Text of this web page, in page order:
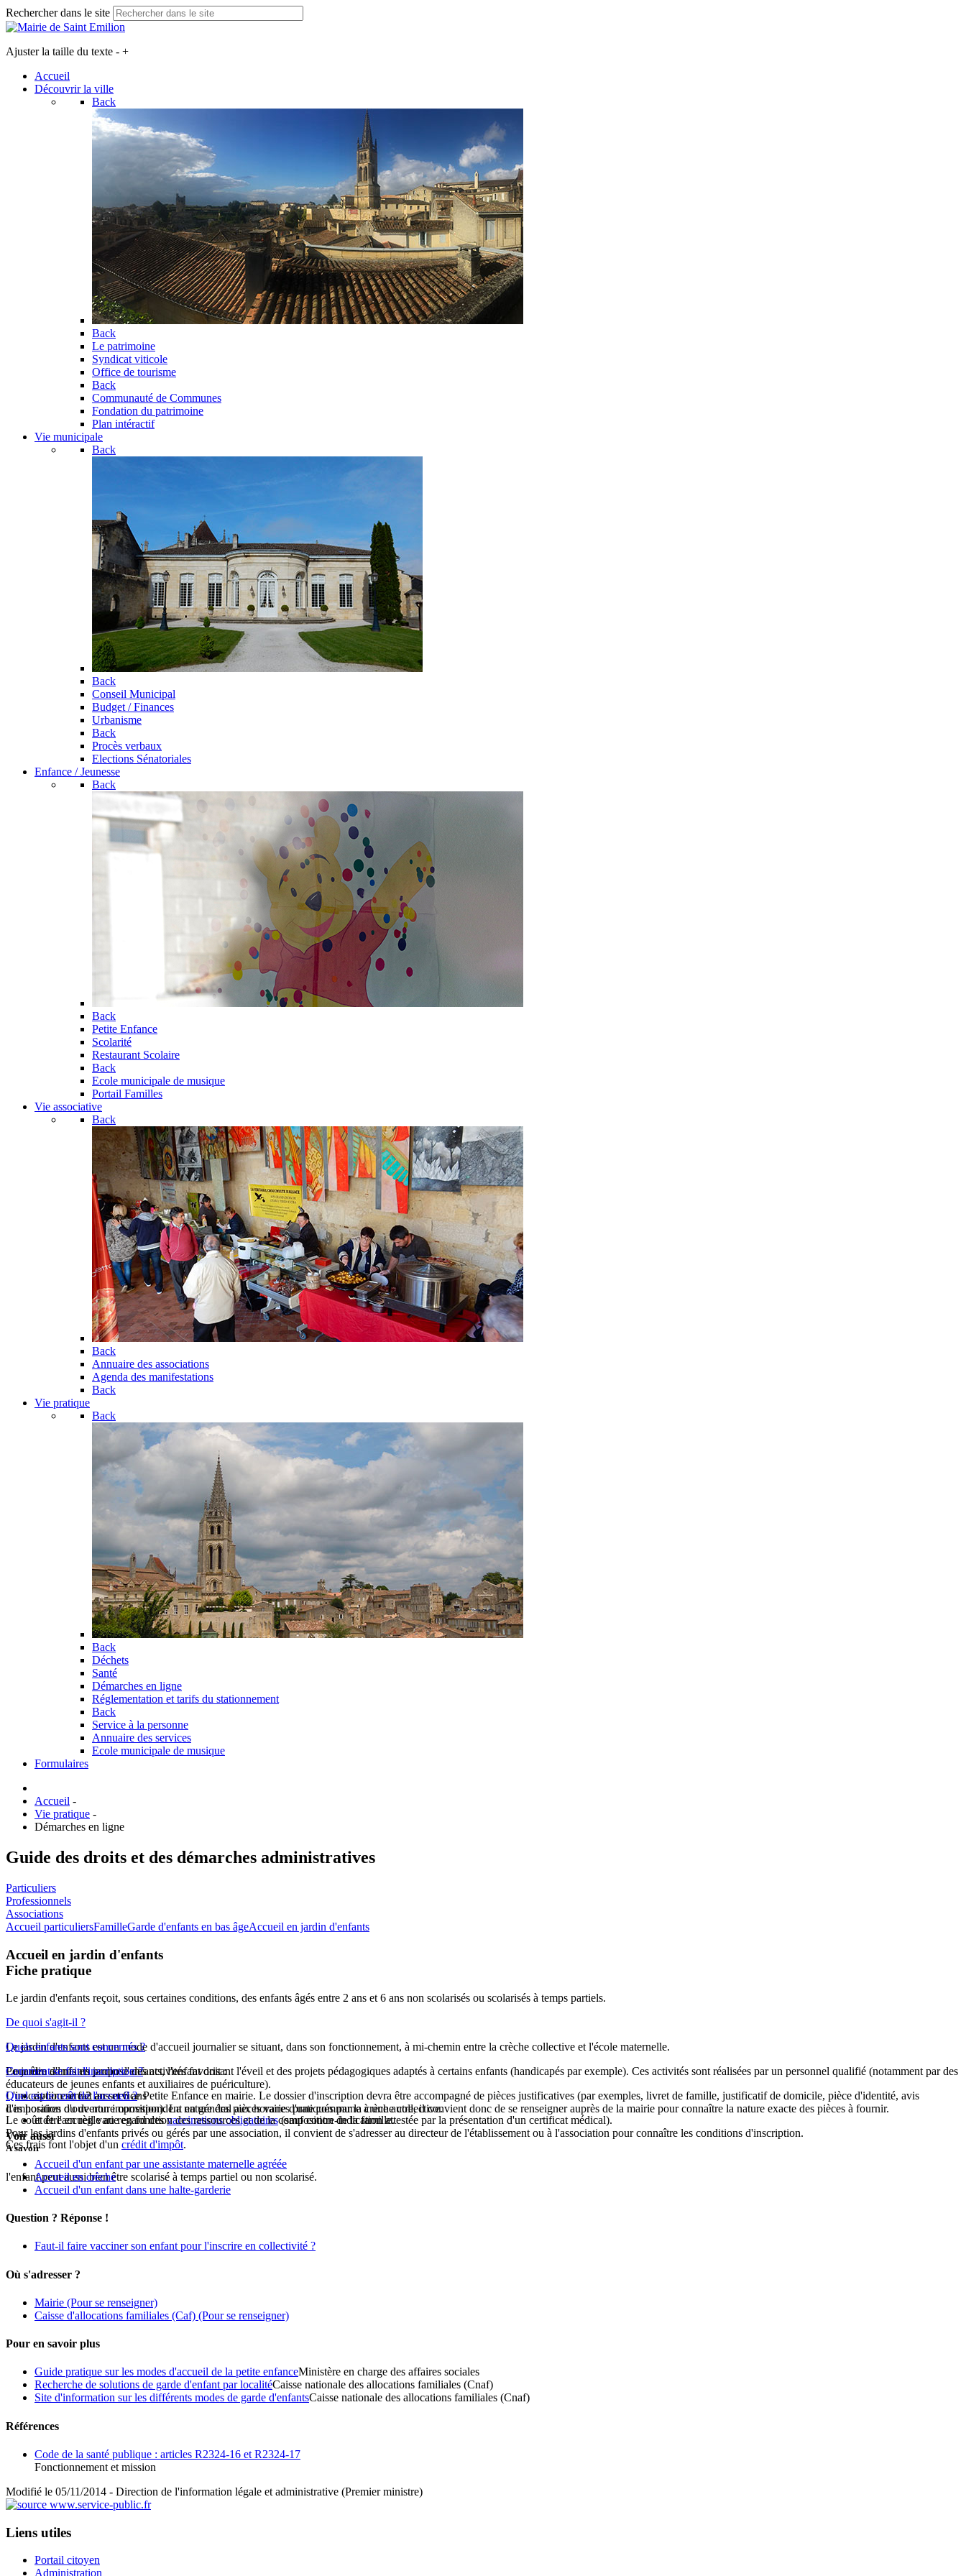
Rechercher dans le site
Ajuster la taille du texte - +
Accueil
Découvrir la ville
Back
Back
Le patrimoine
Syndicat viticole
Office de tourisme
Back
Communauté de Communes
Fondation du patrimoine
Plan intéractif
Vie municipale
Back
Back
Conseil Municipal
Budget / Finances
Urbanisme
Back
Procès verbaux
Elections Sénatoriales
Enfance / Jeunesse
Back
Back
Petite Enfance
Scolarité
Restaurant Scolaire
Back
Ecole municipale de musique
Portail Familles
Vie associative
Back
Back
Annuaire des associations
Agenda des manifestations
Back
Vie pratique
Back
Back
Déchets
Santé
Démarches en ligne
Réglementation et tarifs du stationnement
Back
Service à la personne
Annuaire des services
Ecole municipale de musique
Formulaires
Accueil -
Vie pratique -
Démarches en ligne
Guide des droits et des démarches administratives
Particuliers
Professionnels
Associations
Accueil particuliersFamilleGarde d'enfants en bas âgeAccueil en jardin d'enfants
Accueil en jardin d'enfants
Fiche pratique
Le jardin d'enfants reçoit, sous certaines conditions, des enfants âgés entre 2 ans et 6 ans non scolarisés ou scolarisés à temps partiels.
De quoi s'agit-il ?
Le jardin d'enfants est un mode d'accueil journalier se situant, dans son fonctionnement, à mi-chemin entre la crèche collective et l'école maternelle.
Le jardin d'enfants propose des activités favorisant l'éveil et des projets pédagogiques adaptés à certains enfants (handicapés par exemple). Ces activités sont réalisées par un personnel qualifié (notamment par des
éducateurs de jeunes enfants et auxiliaires de puériculture).
Les horaires d'ouverture correspondent en général aux horaires pratiqués par la crèche collective.
Quels enfants sont concernés ?
Pour être admis en jardin d'enfants, l'enfant doit :
avoir entre 2 ans et 6 ans
et être en règle au regard desvaccinations obligatoires(sauf contre-indication attestée par la présentation d'un certificat médical).
À savoir
l'enfant peut aussi bien être scolarisé à temps partiel ou non scolarisé.
Comment se fait l'inscription ?
L'inscription se fait au service Petite Enfance en mairie. Le dossier d'inscription devra être accompagné de pièces justificatives (par exemples, livret de famille, justificatif de domicile, pièce d'identité, avis
d'imposition ou de non imposition). La nature des pièces varie d'une commune à une autre, il convient donc de se renseigner auprès de la mairie pour connaître la nature exacte des pièces à fournir.
Pour les jardins d'enfants privés ou gérés par une association, il convient de s'adresser au directeur de l'établissement ou à l'association pour connaître les conditions d'inscription.
Quel est le coût de l'accueil ?
Le coût de l'accueil varie en fonction des ressources et de la composition de la famille.
Ces frais font l'objet d'un crédit d'impôt.
Voir aussi
Accueil d'un enfant par une assistante maternelle agréée
Accueil en crèche
Accueil d'un enfant dans une halte-garderie
Question ? Réponse !
Faut-il faire vacciner son enfant pour l'inscrire en collectivité ?
Où s'adresser ?
Mairie (Pour se renseigner)
Caisse d'allocations familiales (Caf) (Pour se renseigner)
Pour en savoir plus
Guide pratique sur les modes d'accueil de la petite enfanceMinistère en charge des affaires sociales
Recherche de solutions de garde d'enfant par localitéCaisse nationale des allocations familiales (Cnaf)
Site d'information sur les différents modes de garde d'enfantsCaisse nationale des allocations familiales (Cnaf)
Références
Code de la santé publique : articles R2324-16 et R2324-17
Fonctionnement et mission
Modifié le 05/11/2014 - Direction de l'information légale et administrative (Premier ministre)
Liens utiles
Portail citoyen
Administration